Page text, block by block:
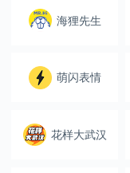
海狸先生
萌闪表情
花样大武汉